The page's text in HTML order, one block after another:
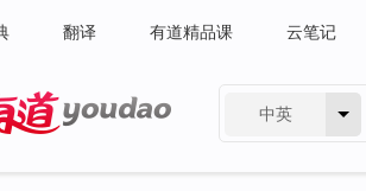
翻译 有道精品课 云笔记
中英